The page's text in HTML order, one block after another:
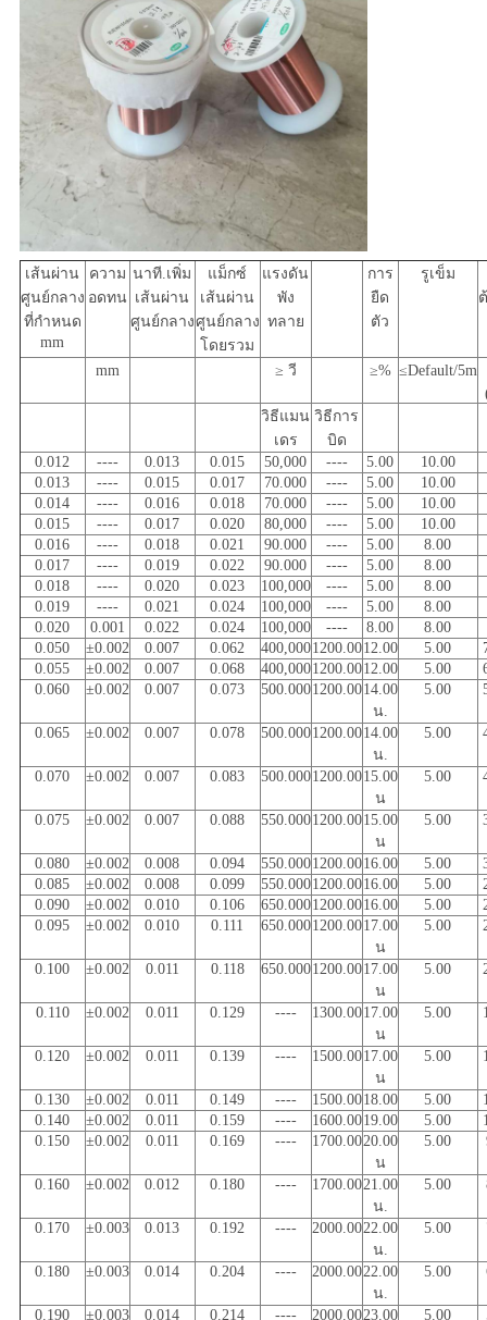
เส้นผ่าน
ศูนย์กลาง
ที่กำหนด
mm
ความ
อดทน
นาที.เพิ่ม
เส้นผ่าน
ศูนย์กลาง
แม็กซ์
เส้นผ่าน
ศูนย์กลาง
โดยรวม
แรงดัน
พัง
ทลาย
การ
ยืด
ตัว
รูเข็ม
mm ≥ วี ≥% ≤Default/5m
วิธีแมน
เดร
วิธีการ
บิด
0.012
---- 0.013 0.015 50,000 ---- 5.00 10.00
0.013
---- 0.015 0.017 70.000 ---- 5.00 10.00
0.014
---- 0.016 0.018 70.000 ---- 5.00 10.00
0.015
---- 0.017 0.020 80,000 ---- 5.00
10.00
0.016
---- 0.018 0.021 90.000 ---- 5.00
8.00
0.017
---- 0.019 0.022 90.000 ---- 5.00
8.00
0.018
---- 0.020 0.023 100,000 ---- 5.00
8.00
0.019
---- 0.021 0.024 100,000 ---- 5.00
8.00
0.020
0.001 0.022 0.024 100,000 ---- 8.00
8.00
0.050
±0.002 0.007 0.062 400,0001200.0012.00 5.00
0.055
±0.002 0.007 0.068 400,0001200.0012.00 5.00
0.060
±0.002 0.007 0.073 500.0001200.0014.00
น.
5.00
0.065 ±0.002 0.007 0.078 500.0001200.0014.00
น.
5.00
0.070 ±0.002 0.007 0.083 500.0001200.0015.00
น
5.00
0.075 ±0.002 0.007 0.088 550.0001200.0015.00
น
5.00
0.080 ±0.002 0.008 0.094 550.0001200.0016.00 5.00
0.085
±0.002 0.008 0.099 550.0001200.0016.00 5.00
0.090
±0.002 0.010 0.106 650.0001200.0016.00 5.00
0.095
±0.002 0.010 0.111 650.0001200.0017.00
น
5.00
0.100 ±0.002 0.011 0.118 650.0001200.0017.00
น
5.00
0.110 ±0.002 0.011 0.129 ---- 1300.0017.00
น
5.00
0.120 ±0.002 0.011 0.139 ---- 1500.0017.00
น
5.00
0.130 ±0.002 0.011 0.149 ---- 1500.0018.00 5.00
0.140
±0.002 0.011 0.159 ---- 1600.0019.00 5.00
0.150
±0.002 0.011 0.169 ---- 1700.0020.00
น
5.00
0.160 ±0.002 0.012 0.180 ---- 1700.0021.00
น.
5.00
0.170 ±0.003 0.013 0.192 ---- 2000.0022.00
น.
5.00
0.180 ±0.003 0.014 0.204 ---- 2000.0022.00
น.
5.00
0.190 ±0.003 0.014 0.214 ---- 2000.0023.00 5.00